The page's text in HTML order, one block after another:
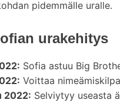
pidemmälle uralle.
urakehitys
Sofia astuu Big
Voittaa
2022: Selviytyy useasta